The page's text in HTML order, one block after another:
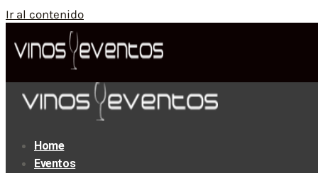
Ir al contenido
Home
Eventos